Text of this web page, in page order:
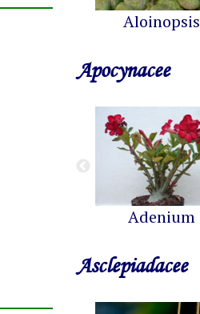
Aloinopsis
Apocynacee
Adenium
Asclepiadacee